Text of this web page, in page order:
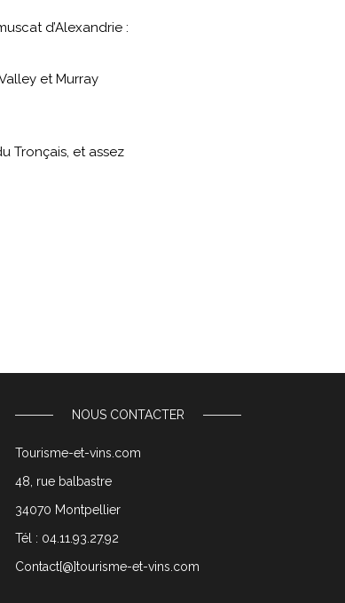
d’Alexandrie :
et Murray
Tronçais, et assez
NOUS CONTACTER
Tourisme-et-vins.com
48, rue balbastre
34070 Montpellier
Tél : 04.11.93.27.92
Contact[@]tourisme-et-vins.com